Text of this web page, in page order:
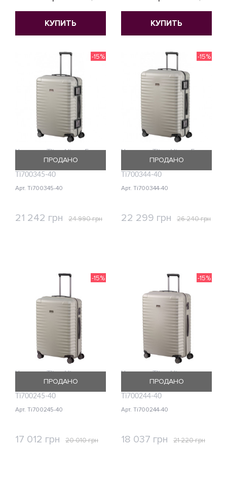
КУПИТЬ КУПИТЬ
Champagner Средний
Ti700345-40
Арт. Ti700345-40
-15%
ПРОДАНО
21 242 грн 24 990 грн
Champagner Большой
Ti700344-40
Арт. Ti700344-40
-15%
ПРОДАНО
22 299 грн 26 240 грн
Champagner Средний
Ti700245-40
Арт. Ti700245-40
-15%
ПРОДАНО
17 012 грн 20 010 грн
Champagner Большой
Ti700244-40
Арт. Ti700244-40
-15%
ПРОДАНО
18 037 грн 21 220 грн